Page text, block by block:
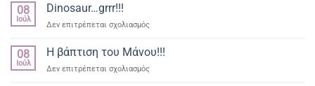
την
Βασιλική
08
Ιούλ
Dinosaur…grrr!!!
Δεν επιτρέπεται σχολιασμόςστο
grrr!!!
08
Ιούλ
Η βάπτιση του Μάνου!!!
Δεν επιτρέπεται σχολιασμόςστο